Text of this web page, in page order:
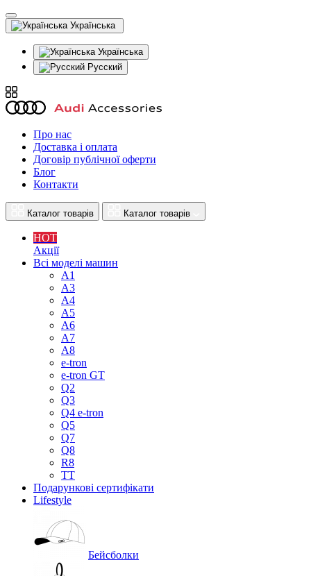
Українська
Українська
Русский
Про нас
Доставка і оплата
Договір публічної оферти
Блог
Контакти
Каталог товарів Каталог товарів
HOT
Акції
Всі моделі машин
A1
A3
A4
A5
A6
A7
A8
e-tron
e-tron GT
Q2
Q3
Q4 e-tron
Q5
Q7
Q8
R8
TT
Подарункові сертифікати
Lifestyle
Бейсболки